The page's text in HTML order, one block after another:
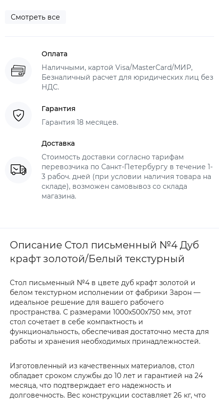
Смотреть все
Оплата
Наличными, картой Visa/MasterCard/МИР,
Безналичный расчет для юридических лиц без
НДС.
Гарантия
Гарантия 18 месяцев.
Доставка
Стоимость доставки согласно тарифам
перевозчика по Санкт-Петербургу в течение 1-
3 рабоч. дней (при условии наличия товара на
складе), возможен самовывоз со склада
магазина.
Описание Стол письменный №4 Дуб
крафт золотой/Белый текстурный
Стол письменный №4 в цвете дуб крафт золотой и
белом текстурном исполнении от фабрики Зарон —
идеальное решение для вашего рабочего
пространства. С размерами 1000х500х750 мм, этот
стол сочетает в себе компактность и
функциональность, обеспечивая достаточно места для
работы и хранения необходимых принадлежностей.
Изготовленный из качественных материалов, стол
обладает сроком службы до 10 лет и гарантией на 24
месяца, что подтверждает его надежность и
долговечность. Вес конструкции составляет 26 кг, что